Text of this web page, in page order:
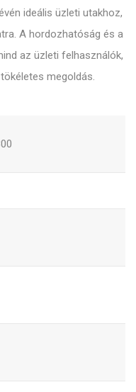
ideális üzleti utakhoz,
A hordozhatóság és a
az üzleti felhasználók,
megoldás.